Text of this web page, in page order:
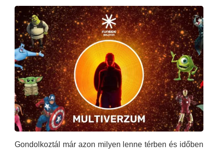
Gondolkoztál már azon milyen lenne térben és időben